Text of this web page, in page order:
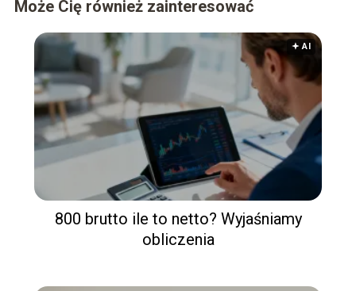
Może Cię również zainteresować
🟅 AI
800 brutto ile to netto? Wyjaśniamy
obliczenia